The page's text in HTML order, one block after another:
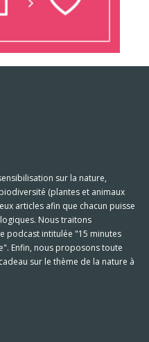
sur la nature,
(plantes et animaux
articles afin que chacun puisse
Nous traitons
podcast intitulée "15 minutes
Enfin, nous proposons toute
sur le thème de la nature à